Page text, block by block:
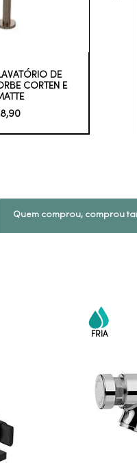
DE
CORTEN E
,90
Quem comprou, comprou